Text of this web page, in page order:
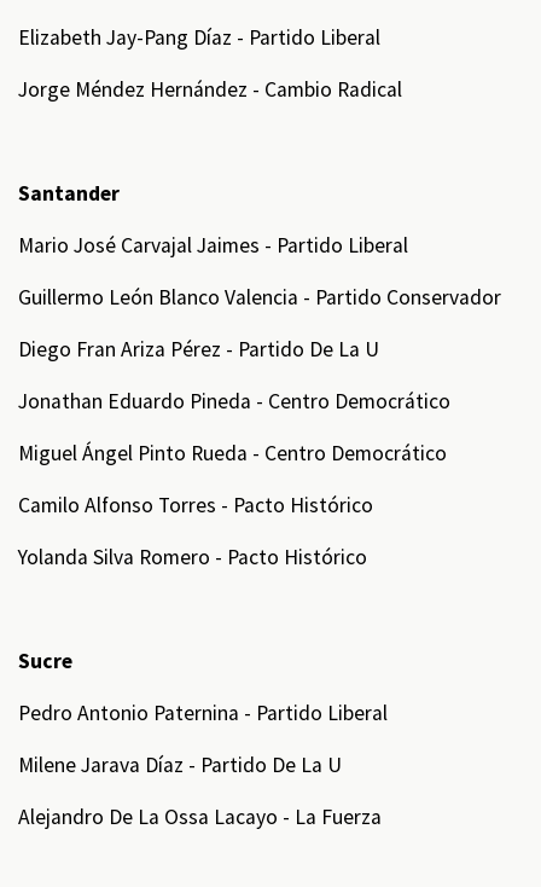
Elizabeth Jay-Pang Díaz - Partido Liberal
Jorge Méndez Hernández - Cambio Radical
Santander
Mario José Carvajal Jaimes - Partido Liberal
Guillermo León Blanco Valencia - Partido Conservador
Diego Fran Ariza Pérez - Partido De La U
Jonathan Eduardo Pineda - Centro Democrático
Miguel Ángel Pinto Rueda - Centro Democrático
Camilo Alfonso Torres - Pacto Histórico
Yolanda Silva Romero - Pacto Histórico
Sucre
Pedro Antonio Paternina - Partido Liberal
Milene Jarava Díaz - Partido De La U
Alejandro De La Ossa Lacayo - La Fuerza